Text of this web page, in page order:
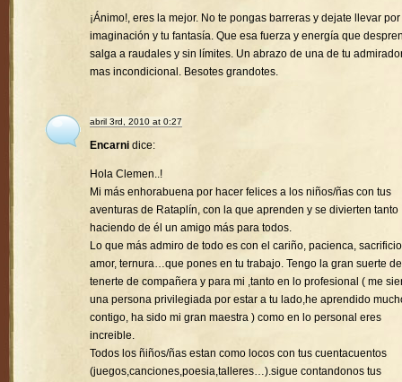
¡Ánimo!, eres la mejor. No te pongas barreras y dejate llevar por
imaginación y tu fantasía. Que esa fuerza y energía que
salga a raudales y sin límites. Un abrazo de una de tu
mas incondicional. Besotes grandotes.
abril 3rd, 2010 at 0:27
Encarni dice:
Hola Clemen..!
Mi más enhorabuena por hacer felices a los niños/ñas con tus
aventuras de Rataplín, con la que aprenden y se divierten tanto
haciendo de él un amigo más para todos.
Lo que más admiro de todo es con el cariño, pacienca,
amor, ternura…que pones en tu trabajo. Tengo la gran suerte de
tenerte de compañera y para mi ,tanto en lo profesional ( me
una persona privilegiada por estar a tu lado,he aprendido
contigo, ha sido mi gran maestra ) como en lo personal eres
increible.
Todos los ñiños/ñas estan como locos con tus cuentacuentos
(juegos,canciones,poesia,talleres…).sigue contandonos tus